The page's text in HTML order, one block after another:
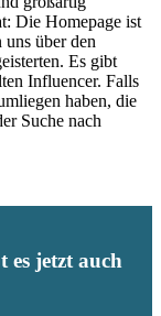
Die Homepage ist
über den
Es gibt
Influencer. Falls
haben, die
Suche nach
es jetzt auch